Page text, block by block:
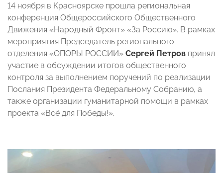
14 ноября в Красноярске прошла региональная
конференция Общероссийского Общественного
Движения «Народный Фронт» «За Россию». В рамках
мероприятия Председатель регионального
отделения «ОПОРЫ РОССИИ» Сергей Петров принял
участие в обсуждении итогов общественного
контроля за выполнением поручений по реализации
Послания Президента Федеральному Собранию, а
также организации гуманитарной помощи в рамках
проекта «Всё для Победы!».